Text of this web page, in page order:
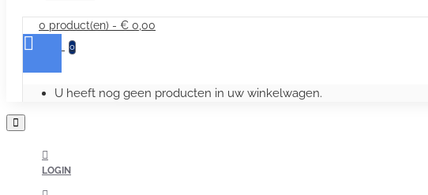
0 product(en) - € 0,00
0
U heeft nog geen producten in uw winkelwagen.
LOGIN